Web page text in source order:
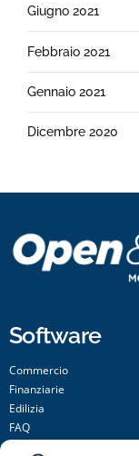
Giugno 2021
Febbraio 2021
Gennaio 2021
Dicembre 2020
Software
Commercio
Finanziarie
Edilizia
FAQ